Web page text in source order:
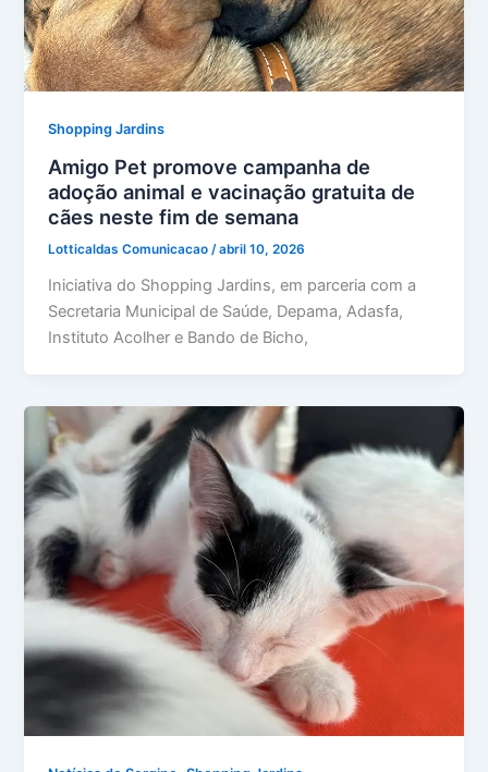
Shopping Jardins
Amigo Pet promove campanha de
adoção animal e vacinação gratuita de
cães neste fim de semana
Lotticaldas Comunicacao/abril 10, 2026
Iniciativa do Shopping Jardins, em parceria com a
Secretaria Municipal de Saúde, Depama, Adasfa,
Instituto Acolher e Bando de Bicho,